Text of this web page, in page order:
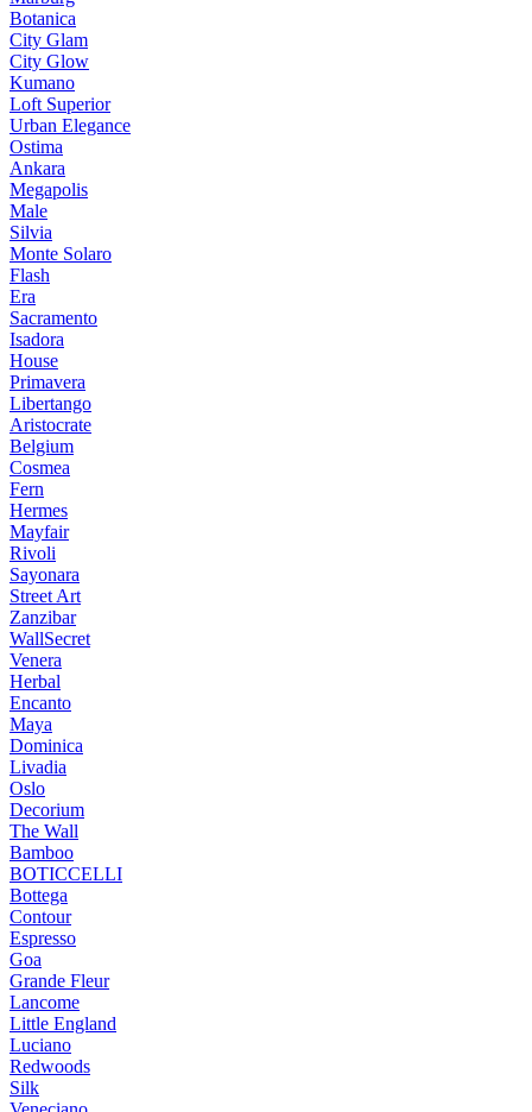
Botanica
City Glam
City Glow
Kumano
Loft Superior
Urban Elegance
Ostima
Ankara
Megapolis
Male
Silvia
Monte Solaro
Flash
Era
Sacramento
Isadora
House
Primavera
Libertango
Aristocrate
Belgium
Cosmea
Fern
Hermes
Mayfair
Rivoli
Sayonara
Street Art
Zanzibar
WallSecret
Venera
Herbal
Encanto
Maya
Dominica
Livadia
Oslo
Decorium
The Wall
Bamboo
BOTICCELLI
Bottega
Contour
Espresso
Goa
Grande Fleur
Lancome
Little England
Luciano
Redwoods
Silk